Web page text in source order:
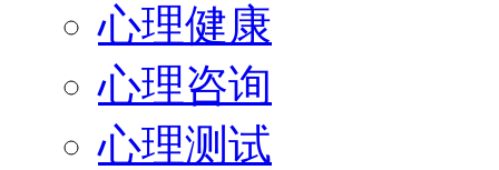
心理健康
心理咨询
心理测试